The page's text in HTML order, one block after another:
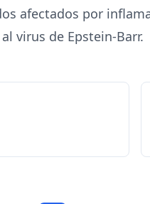
afectados por
virus de Epstein-Barr.